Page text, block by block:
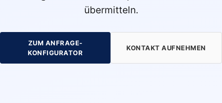
übermitteln.
ZUM ANFRAGE-
KONFIGURATOR
KONTAKT AUFNEHMEN